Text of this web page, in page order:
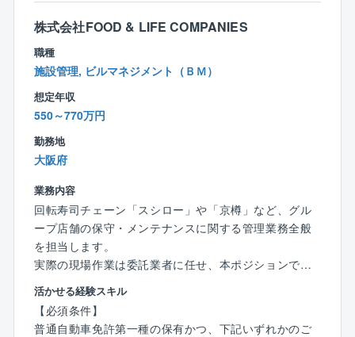
年間休日120日、残業は月あたり10～20時間程度とな
ります。
入社後の研修も徐々に充実化を図っており、育成にも
力をいれています。
【インセンティブについて】
つ、稼ぐことも可能な職場となります。中には100万円
を超える方もおります！
＼キャリアアップについて／
メンテナンス担当としてご経験を積んでいただいた後
に、リフォーム営業や戸建て営業など、別職種へキャ
リアアップ、キャリアチェンジいただくことも可能で
す！
【リフォーム業界の将来性】
国土交通省の「長期優良住宅化リフォーム推進事業」
株式会社FOOD & LIFE COMPANIES
職種
施設管理, ビルマネジメント（ＢＭ）
想定年収
550～770万円
勤務地
大阪府
業務内容
回転寿司チェーン「スシロー」や「京樽」など、グル
ープ店舗の保守・メンテナンスに関する管理業務全般
を担当します。
実際の現場作業は委託業者に任せ、本ポジションでは
本社での内勤管理業務を中心に、多岐にわたる調整や
戦略立案に従事いただきます。
※現場でのメンテナンス業務は委託
活かせる経験スキル
【必須条件】
普通自動車免許第一種の保有かつ、下記いずれかのご